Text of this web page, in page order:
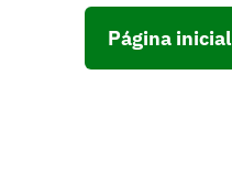
Página inicial